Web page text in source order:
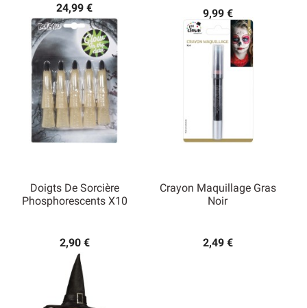
24,99 € 9,99 €
Doigts De Sorcière
Phosphorescents X10
2,90 €
Crayon Maquillage Gras
Noir
2,49 €